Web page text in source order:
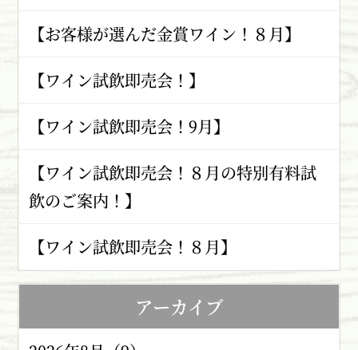
【お客様が選んだ金賞ワイン！８月】
【ワイン試飲即売会！】
【ワイン試飲即売会！9月】
【ワイン試飲即売会！８月の特別有料試
飲のご案内！】
【ワイン試飲即売会！８月】
アーカイブ